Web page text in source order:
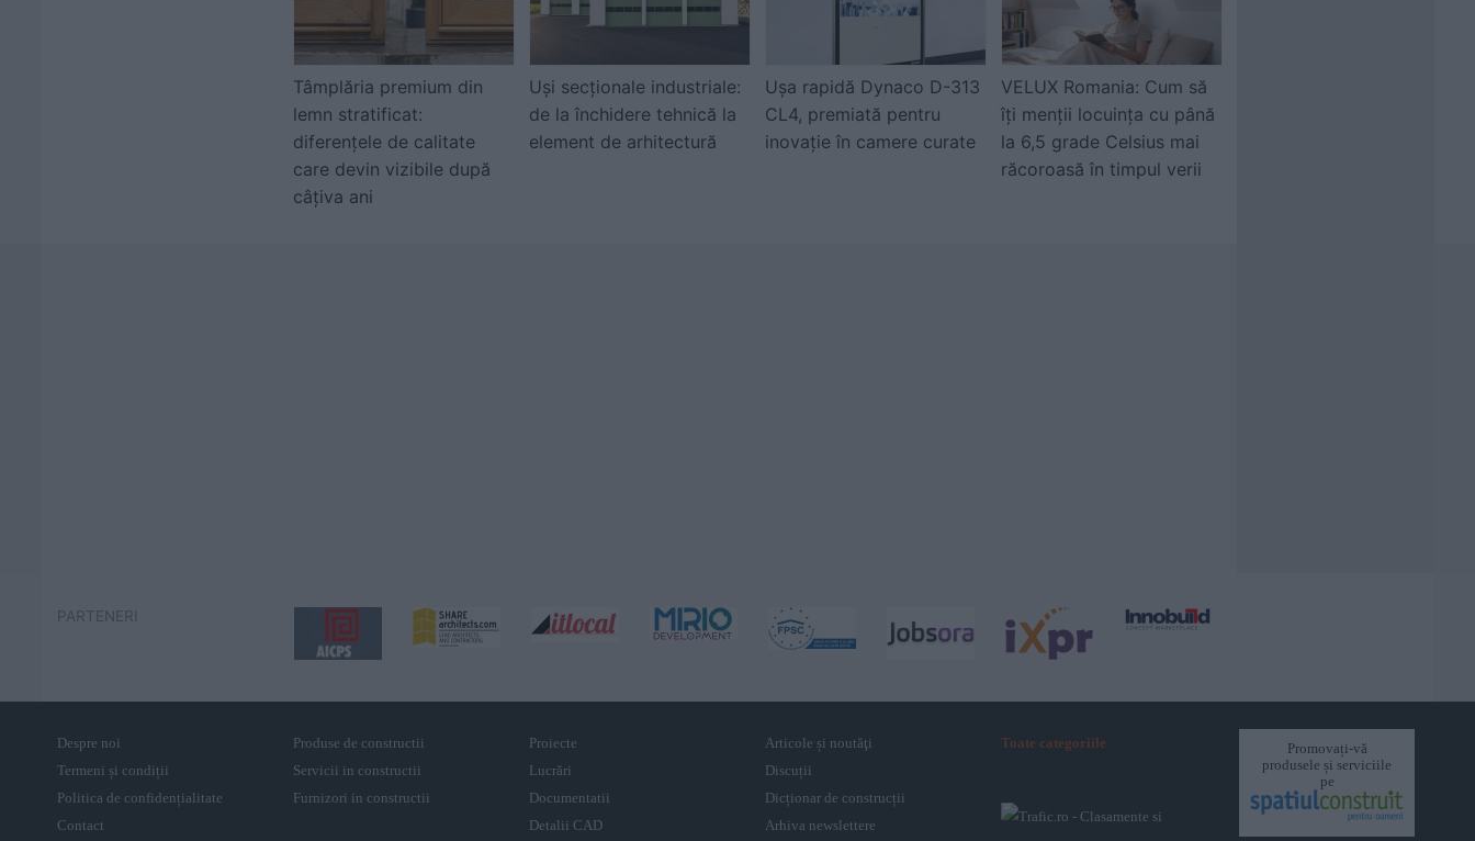
Tâmplăria premium din
lemn stratificat:
diferențele de calitate
care devin vizibile după
câțiva ani
Uși secționale industriale:
de la închidere tehnică la
element de arhitectură
Ușa rapidă Dynaco D-313
CL4, premiată pentru
inovație în camere curate
VELUX Romania: Cum să
îți menții locuința cu până
la 6,5 grade Celsius mai
răcoroasă în timpul verii
PARTENERI
Despre noi
Termeni și condiții
Politica de confidențialitate
Contact
Produse de constructii
Servicii in constructii
Furnizori in constructii
Proiecte
Lucrări
Documentatii
Detalii CAD
Articole și noutăţi
Discuții
Dicționar de construcții
Arhiva newslettere
Toate categoriile
Promovați-vă
produsele și serviciile
pe